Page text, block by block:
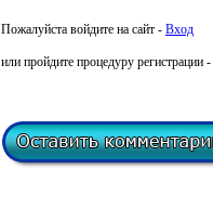
Пожалуйста войдите на сайт - Вход
или пройдите процедуру регистрации -